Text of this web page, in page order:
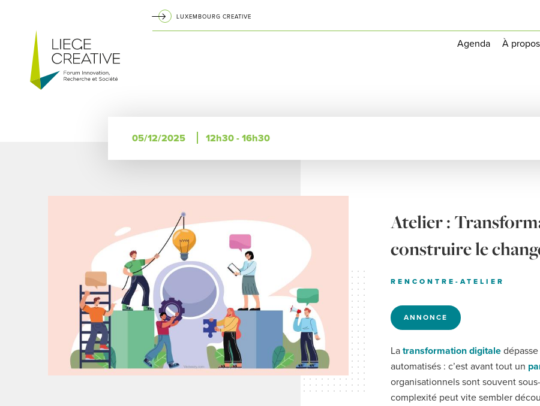
principal
LUXEMBOURG CREATIVE
Navigation
Agenda À propos
05/12/2025 12h30 - 16h30
Atelier :
construire le
RENCONTRE-ATELIER
ANNONCE
(ONGLET
Latransformation digitale
automatisés : c’est avant tout un
organisationnels sont souvent
complexité peut vite sembler